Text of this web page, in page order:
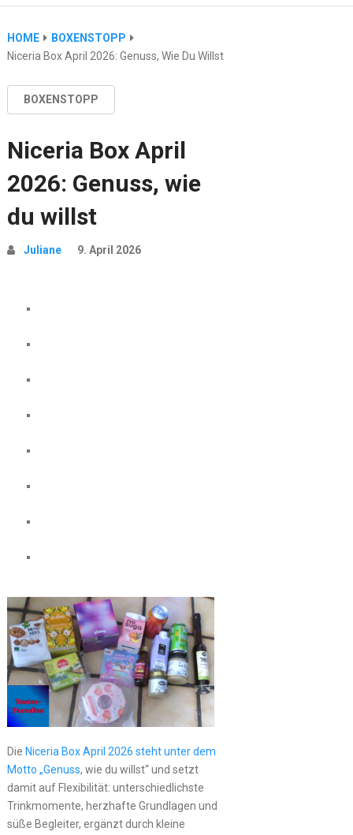
HOME
BOXENSTOPP
Niceria Box April 2026: Genuss, Wie Du Willst
BOXENSTOPP
Niceria Box April
2026: Genuss, wie
du willst
Juliane 9. April 2026
Die Niceria Box April 2026 steht unter dem
Motto „Genuss, wie du willst“ und setzt
damit auf Flexibilität: unterschiedlichste
Trinkmomente, herzhafte Grundlagen und
süße Begleiter, ergänzt durch kleine